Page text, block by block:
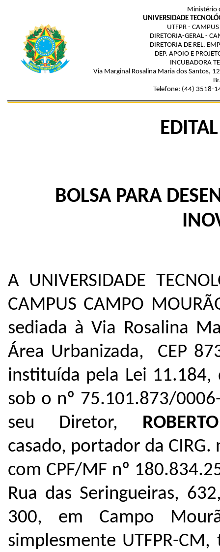
Ministério
UNIVERSIDADE
UTFPR -
DIRETORIA-GERAL -
DIRETORIA DE REL.
DEP. APOIO E
INCUBADORA
Via Marginal Rosalina Maria dos Santos,
Telefone: (44) 3518-
BOLSA PARA
A UNIVERSIDADE
CAMPUS CAMPO
sediada à Via Rosalina
Área Urbanizada, CEP
instituída pela Lei 11.184,
sob o nº 75.101.873/
seu Diretor,
casado, portador da CIRG.
com CPF/MF nº
Rua das Seringueiras,
300, em Campo
simplesmente UTFPR-